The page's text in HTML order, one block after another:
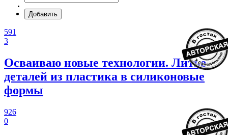
Добавить
591
3
Осваиваю новые технологии. Литье
деталей из пластика в силиконовые
формы
926
0